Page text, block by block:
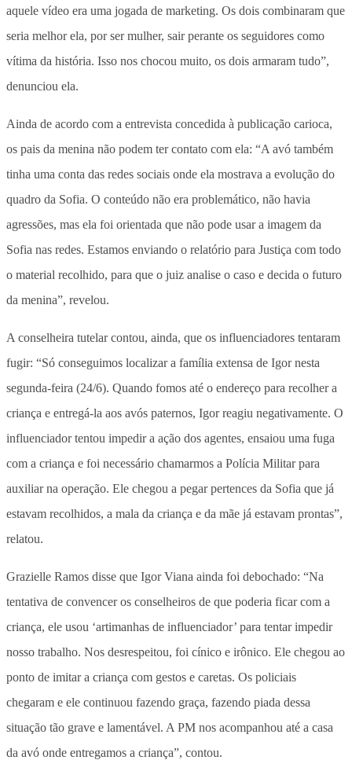
aquele vídeo era uma jogada de marketing. Os dois combinaram que
seria melhor ela, por ser mulher, sair perante os seguidores como
vítima da história. Isso nos chocou muito, os dois armaram tudo”,
denunciou ela.
Ainda de acordo com a entrevista concedida à publicação carioca,
os pais da menina não podem ter contato com ela: “A avó também
tinha uma conta das redes sociais onde ela mostrava a evolução do
quadro da Sofia. O conteúdo não era problemático, não havia
agressões, mas ela foi orientada que não pode usar a imagem da
Sofia nas redes. Estamos enviando o relatório para Justiça com todo
o material recolhido, para que o juiz analise o caso e decida o futuro
da menina”, revelou.
A conselheira tutelar contou, ainda, que os influenciadores tentaram
fugir: “Só conseguimos localizar a família extensa de Igor nesta
segunda-feira (24/6). Quando fomos até o endereço para recolher a
criança e entregá-la aos avós paternos, Igor reagiu negativamente. O
influenciador tentou impedir a ação dos agentes, ensaiou uma fuga
com a criança e foi necessário chamarmos a Polícia Militar para
auxiliar na operação. Ele chegou a pegar pertences da Sofia que já
estavam recolhidos, a mala da criança e da mãe já estavam prontas”,
relatou.
Grazielle Ramos disse que Igor Viana ainda foi debochado: “Na
tentativa de convencer os conselheiros de que poderia ficar com a
criança, ele usou ‘artimanhas de influenciador’ para tentar impedir
nosso trabalho. Nos desrespeitou, foi cínico e irônico. Ele chegou ao
ponto de imitar a criança com gestos e caretas. Os policiais
chegaram e ele continuou fazendo graça, fazendo piada dessa
situação tão grave e lamentável. A PM nos acompanhou até a casa
da avó onde entregamos a criança”, contou.